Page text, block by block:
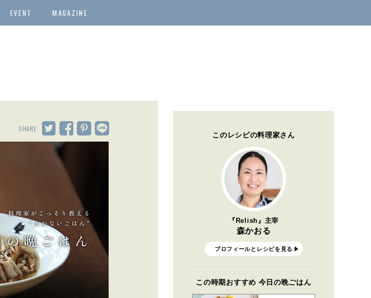
EVENT MAGAZINE
SHARE
このレシピの料理家さん
『Relish』主宰
森かおる
プロフィールとレシピを見る
この時期おすすめ 今日の晩ごはん